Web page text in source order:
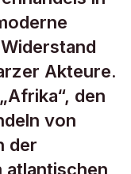
Akteure.
den
von
der
atlantischen